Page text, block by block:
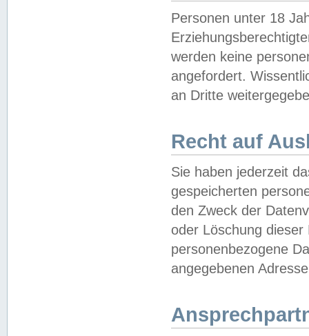
Personen unter 18
werden keine
angefordert.
an Dritte
Recht auf
Sie haben jederzeit
gespeicherten
den Zweck der
oder Löschung
personenbezogene
angegebenen